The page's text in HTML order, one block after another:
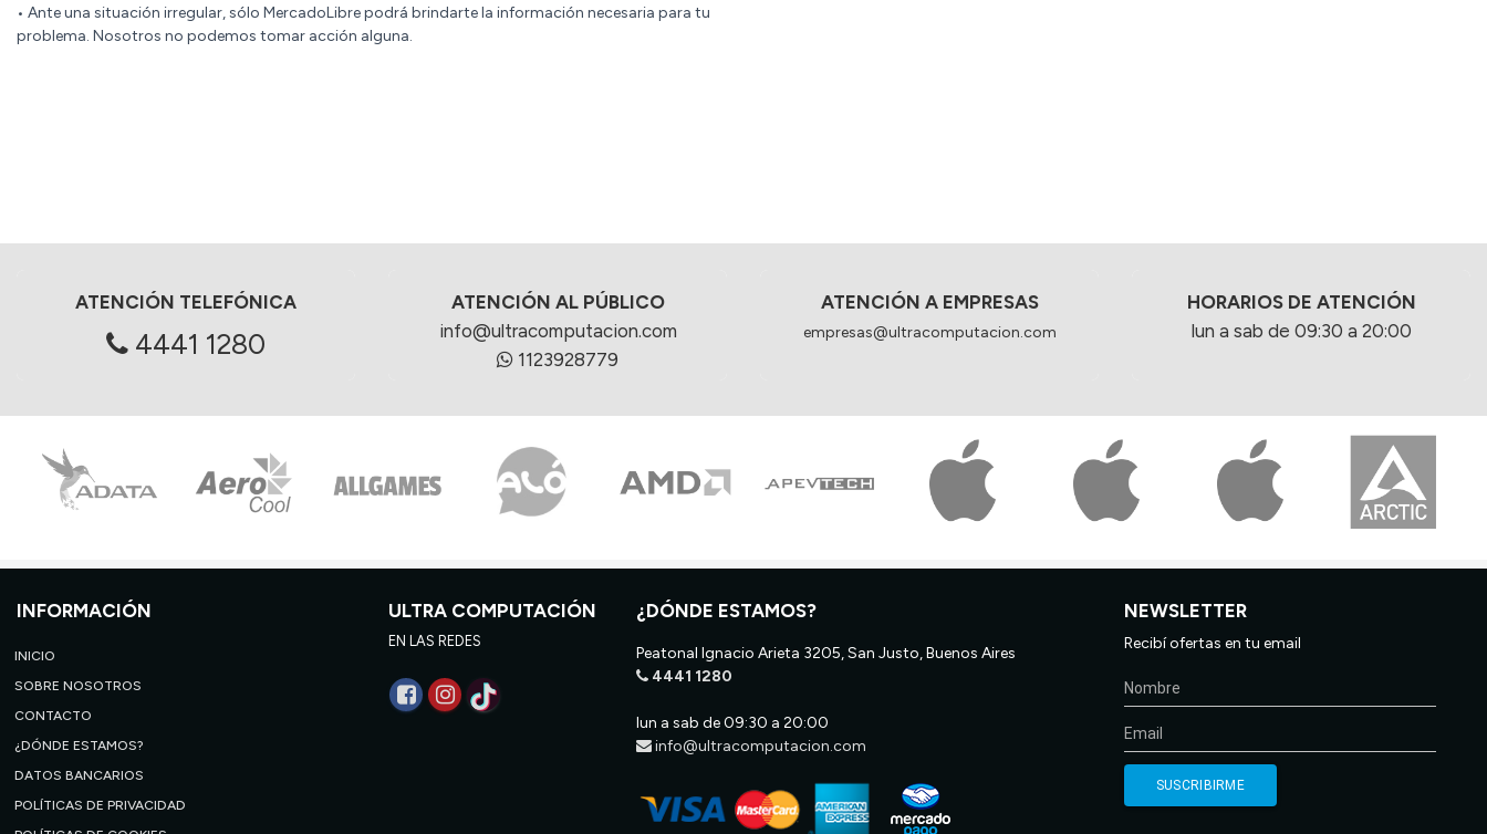
• Ante una situación irregular, sólo MercadoLibre podrá brindarte la información necesaria para tu
problema. Nosotros no podemos tomar acción alguna.
ATENCIÓN TELEFÓNICA
4441 1280
ATENCIÓN AL PÚBLICO
info@ultracomputacion.com
1123928779
ATENCIÓN A EMPRESAS
empresas@ultracomputacion.com
HORARIOS DE ATENCIÓN
lun a sab de 09:30 a 20:00
INFORMACIÓN
INICIO
SOBRE NOSOTROS
CONTACTO
¿DÓNDE ESTAMOS?
DATOS BANCARIOS
POLÍTICAS DE PRIVACIDAD
ULTRA COMPUTACIÓN
EN LAS REDES
¿DÓNDE ESTAMOS?
Peatonal Ignacio Arieta 3205, San Justo, Buenos Aires
4441 1280
lun a sab de 09:30 a 20:00
info@ultracomputacion.com
NEWSLETTER
Recibí ofertas en tu email